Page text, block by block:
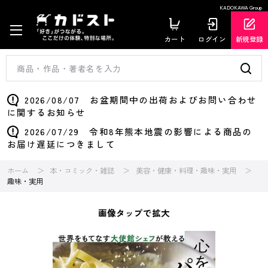
KADOKAWA Group
カート ログイン 新規登録
2026/08/07 お盆期間中の出荷およびお問い合わせ
に関するお知らせ
2026/07/29 令和8年熊本地震の影響による商品の
お届け遅延につきまして
ホーム 本・コミック・雑誌
美容・健康・料理・趣味・実用
趣味・実用
画像タップで拡大